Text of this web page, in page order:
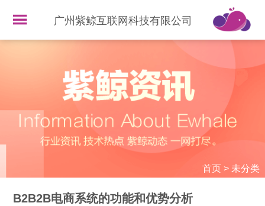
广州紫鲸互联网科技有限公司
首页> 未分类
B2B2B电商系统的功能和优势分析